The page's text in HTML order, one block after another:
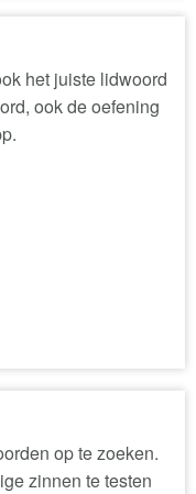
het juiste lidwoord
ook de oefening
op te zoeken.
zinnen te testen